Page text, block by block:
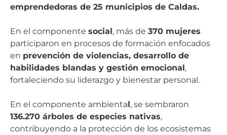
emprendedoras de 25 municipios de Caldas.
En el componente social, más de 370 mujeres
participaron en procesos de formación enfocados
en prevención de violencias, desarrollo de
habilidades blandas y gestión emocional,
fortaleciendo su liderazgo y bienestar personal.
En el componente ambiental, se sembraron
136.270 árboles de especies nativas,
contribuyendo a la protección de los ecosistemas